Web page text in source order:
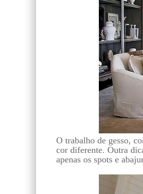
O trabalho de gesso,
cor diferente. Outra
apenas os spots e